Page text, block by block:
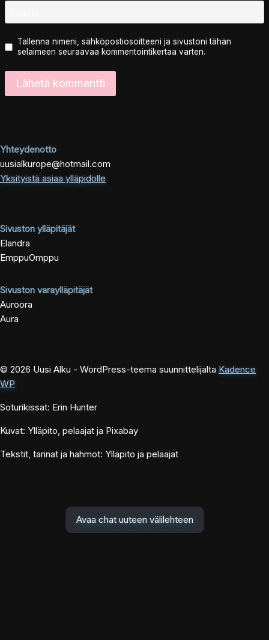
Tallenna nimeni, sähköpostiosoitteeni ja sivustoni tähän
selaimeen seuraavaa kommentointikertaa varten.
Yhteydenotto
uusialkurope@hotmail.com
Yksityistä asiaa ylläpidolle
Sivuston ylläpitäjät
Elandra
EmppuOmppu
Sivuston varaylläpitäjät
Auroora
Aura
© 2026 Uusi Alku - WordPress-teema suunnittelijalta Kadence
WP
Soturikissat: Erin Hunter
Kuvat: Ylläpito, pelaajat ja Pixabay
Tekstit, tarinat ja hahmot: Ylläpito ja pelaajat
Avaa chat uuteen välilehteen